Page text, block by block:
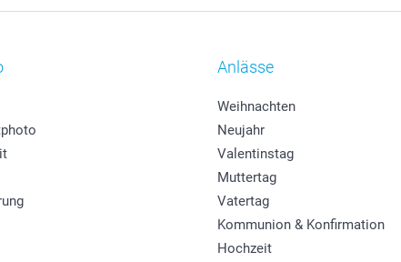
Anlässe
Weihnachten
Neujahr
Valentinstag
Muttertag
Vatertag
Kommunion & Konfirmation
Hochzeit